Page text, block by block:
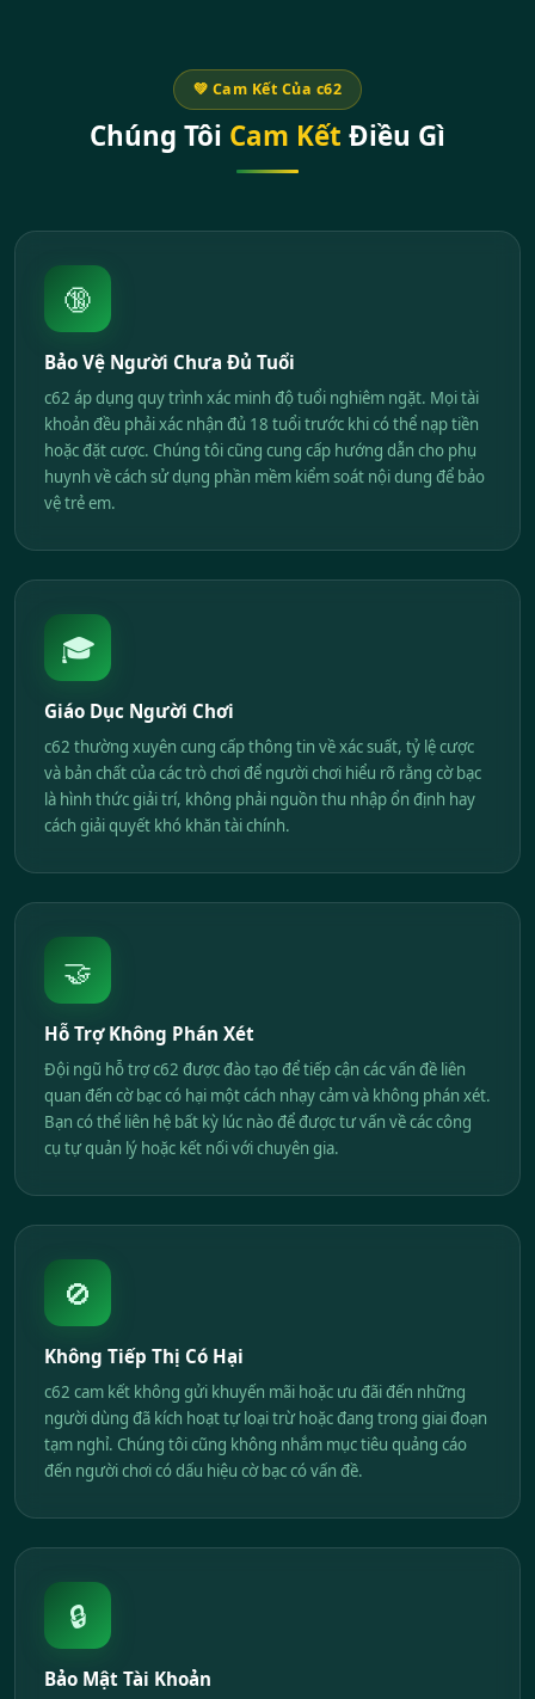
💚 Cam Kết Của c62
Chúng Tôi Cam Kết Điều Gì
🔞
Bảo Vệ Người Chưa Đủ Tuổi
c62 áp dụng quy trình xác minh độ tuổi nghiêm ngặt. Mọi tài
khoản đều phải xác nhận đủ 18 tuổi trước khi có thể nạp tiền
hoặc đặt cược. Chúng tôi cũng cung cấp hướng dẫn cho phụ
huynh về cách sử dụng phần mềm kiểm soát nội dung để bảo
vệ trẻ em.
🎓
Giáo Dục Người Chơi
c62 thường xuyên cung cấp thông tin về xác suất, tỷ lệ cược
và bản chất của các trò chơi để người chơi hiểu rõ rằng cờ bạc
là hình thức giải trí, không phải nguồn thu nhập ổn định hay
cách giải quyết khó khăn tài chính.
🤝
Hỗ Trợ Không Phán Xét
Đội ngũ hỗ trợ c62 được đào tạo để tiếp cận các vấn đề liên
quan đến cờ bạc có hại một cách nhạy cảm và không phán xét.
Bạn có thể liên hệ bất kỳ lúc nào để được tư vấn về các công
cụ tự quản lý hoặc kết nối với chuyên gia.
🚫
Không Tiếp Thị Có Hại
c62 cam kết không gửi khuyến mãi hoặc ưu đãi đến những
người dùng đã kích hoạt tự loại trừ hoặc đang trong giai đoạn
tạm nghỉ. Chúng tôi cũng không nhắm mục tiêu quảng cáo
đến người chơi có dấu hiệu cờ bạc có vấn đề.
🔒
Bảo Mật Tài Khoản